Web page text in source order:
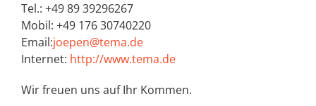
Tel.: +49 89 39296267
Mobil: +49 176 30740220
Email:joepen@tema.de
Internet: http://www.tema.de
Wir freuen uns auf Ihr Kommen.